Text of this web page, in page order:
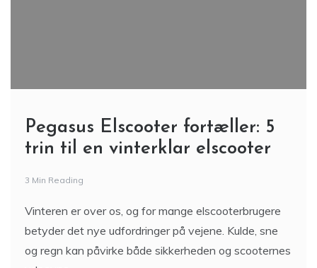
Pegasus Elscooter fortæller: 5
trin til en vinterklar elscooter
3 Min Reading
Vinteren er over os, og for mange elscooterbrugere
betyder det nye udfordringer på vejene. Kulde, sne
og regn kan påvirke både sikkerheden og scooternes